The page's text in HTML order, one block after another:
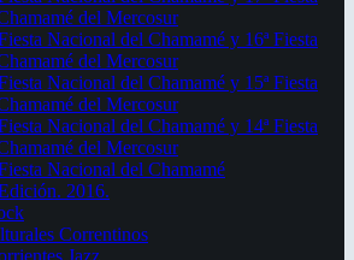
del Mercosur
Nacional del Chamamé y 16ª Fiesta
del Mercosur
Nacional del Chamamé y 15ª Fiesta
del Mercosur
Nacional del Chamamé y 14ª Fiesta
del Mercosur
Nacional del Chamamé
2016.
Correntinos
Jazz